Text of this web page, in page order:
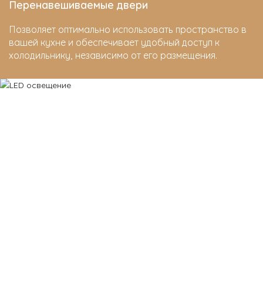
Перенавешиваемые двери
Позволяет оптимально использовать пространство в
вашей кухне и обеспечивает удобный доступ к
холодильнику, независимо от его размещения.